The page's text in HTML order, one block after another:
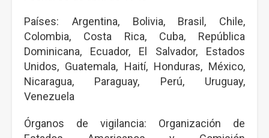
Países: Argentina, Bolivia, Brasil, Chile,
Colombia, Costa Rica, Cuba, República
Dominicana, Ecuador, El Salvador, Estados
Unidos, Guatemala, Haití, Honduras, México,
Nicaragua, Paraguay, Perú, Uruguay,
Venezuela
Órganos de vigilancia: Organización de